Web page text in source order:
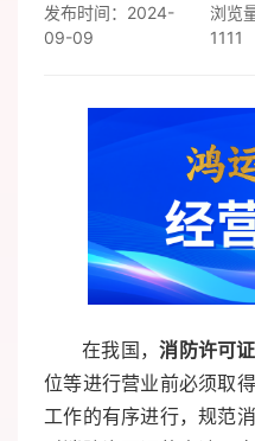
发布时间：2024-
09-09
浏览
1111
在我国，消防许可证
位等进行营业前必须取
工作的有序进行，规范